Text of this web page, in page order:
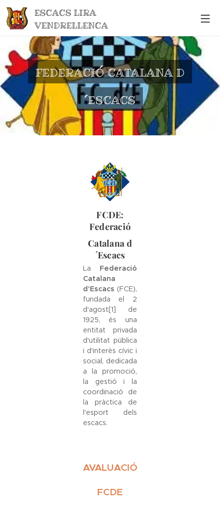
ESCACS LIRA
VENDRELLENCA
FEDERACIÓ CATALANA D
´ESCACS
FCDE:
Federació
Catalana d
´Escacs
La Federació
Catalana
d'Escacs (FCE),
fundada el 2
d'agost[1] de
1925, és una
entitat privada
d'utilitat pública
i d'interès cívic i
social, dedicada
a la promoció,
la gestió i la
coordinació de
la pràctica de
l'esport dels
escacs.
AVALUACIÓ
FCDE